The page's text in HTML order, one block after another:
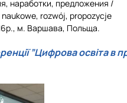
наработки, предложения /
rozwój, propozycje
м. Варшава, Польща.
”Цифрова освіта в